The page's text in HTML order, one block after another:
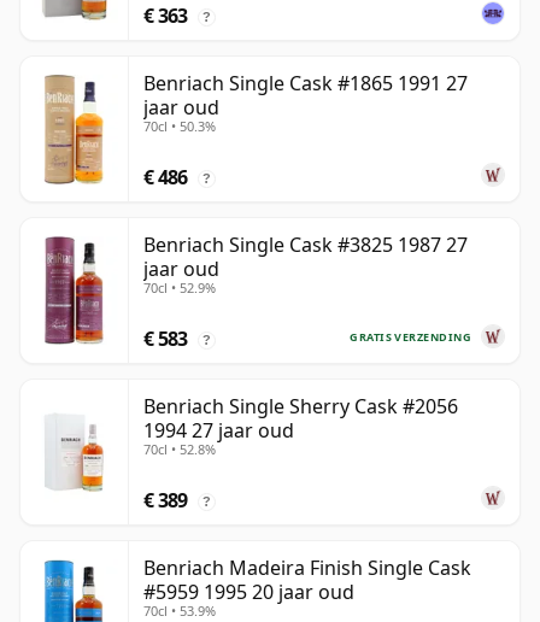
€ 363 ?
Benriach Single Cask #1865 1991 27
jaar oud
70cl • 50.3%
€ 486 ?
Benriach Single Cask #3825 1987 27
jaar oud
70cl • 52.9%
GRATIS VERZENDING
€ 583 ?
Benriach Single Sherry Cask #2056
1994 27 jaar oud
70cl • 52.8%
€ 389 ?
Benriach Madeira Finish Single Cask
#5959 1995 20 jaar oud
70cl • 53.9%